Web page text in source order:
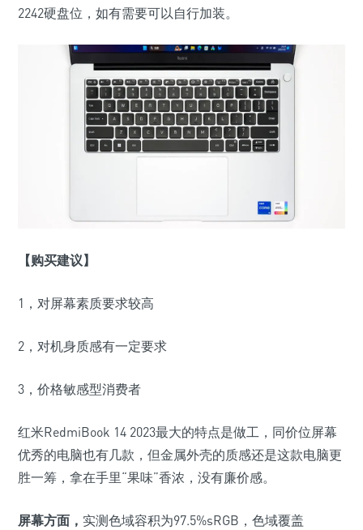
2242硬盘位，如有需要可以自行加装。
【购买建议】
1，对屏幕素质要求较高
2，对机身质感有一定要求
3，价格敏感型消费者
红米RedmiBook 14 2023最大的特点是做工，同价位屏幕
优秀的电脑也有几款，但金属外壳的质感还是这款电脑更
胜一筹，拿在手里“果味”香浓，没有廉价感。
屏幕方面， 实测色域容积为97.5%sRGB，色域覆盖